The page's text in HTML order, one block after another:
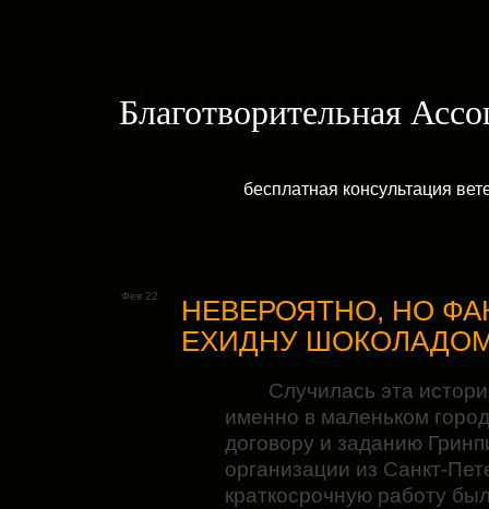
Благотворительная
бесплатная консультация
Фев 22
НЕВЕРОЯТНО, НО
ЕХИДНУ
Случилась эта
именно в маленьком
договору и заданию
организации из Санкт-
краткосрочную работу